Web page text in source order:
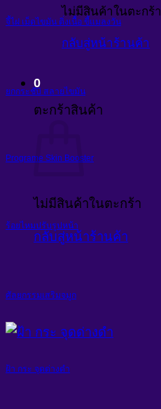
ไม่มีสินค้าในตะกร้า
กลับสู่หน้าร้านค้า
0
ตะกร้าสินค้า
ไม่มีสินค้าในตะกร้า
กลับสู่หน้าร้านค้า
จี้ไฝ เม็ดไขมัน ติ่งเนื้อ ขี้แมลงวัน
ยกกระชับ สลายไขมัน
Programe Skin Booster
ร้อยไหมปรับรูปหน้า
ศัลยกรรมเสริมจมูก
ฝ้า กระ จุดด่างดำ